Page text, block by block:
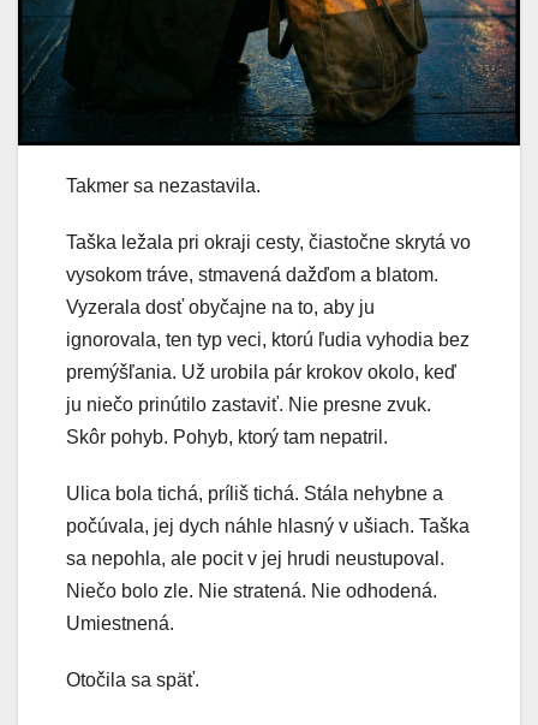
Takmer sa nezastavila.
Taška ležala pri okraji cesty, čiastočne skrytá vo
vysokom tráve, stmavená dažďom a blatom.
Vyzerala dosť obyčajne na to, aby ju
ignorovala, ten typ veci, ktorú ľudia vyhodia bez
premýšľania. Už urobila pár krokov okolo, keď
ju niečo prinútilo zastaviť. Nie presne zvuk.
Skôr pohyb. Pohyb, ktorý tam nepatril.
Ulica bola tichá, príliš tichá. Stála nehybne a
počúvala, jej dych náhle hlasný v ušiach. Taška
sa nepohla, ale pocit v jej hrudi neustupoval.
Niečo bolo zle. Nie stratená. Nie odhodená.
Umiestnená.
Otočila sa späť.